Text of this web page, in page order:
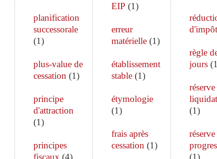
planification
successorale
(1)
plus-value de
cessation (1)
principe
d'attraction
(1)
principes
fiscaux (4)
EIP (1)
erreur
matérielle(1)
établissement
stable(1)
étymologie
(1)
frais après
cessation (1)
d'impôt
règle
jours(
(1)
(1)